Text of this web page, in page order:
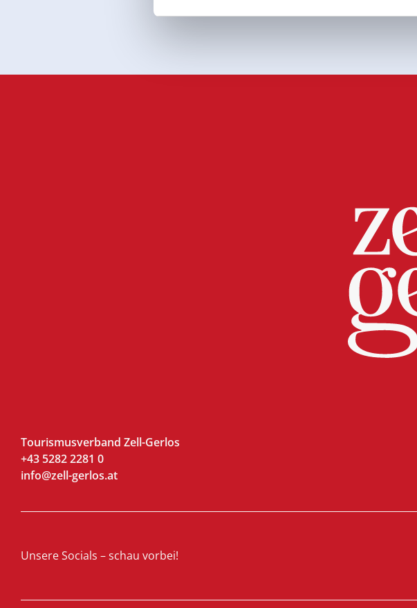
Tourismusverband Zell-Gerlos
+43 5282 2281 0
info@zell-gerlos.at
Unsere Socials – schau vorbei!